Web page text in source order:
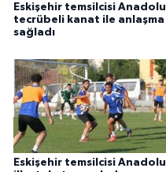
Eskişehir temsilcisi Anadolu
tecrübeli kanat ile anlaşma
sağladı
Eskişehir temsilcisi Anadolu